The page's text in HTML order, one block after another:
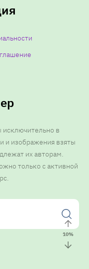
в
и изображения взяты
их авторам.
только с активной
10%